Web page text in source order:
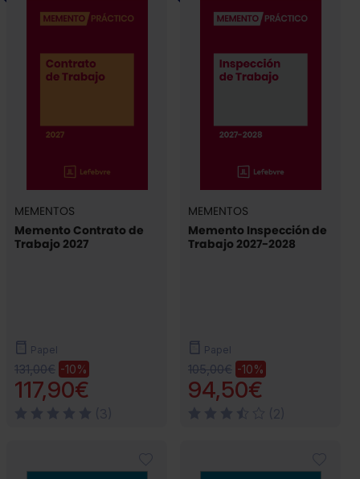
MEMENTOS
Memento Contrato de
Trabajo 2027
Papel
131,00€ -10%
117,90€
MEMENTOS
Memento Inspección de
Trabajo 2027-2028
Papel
105,00€ -10%
94,50€